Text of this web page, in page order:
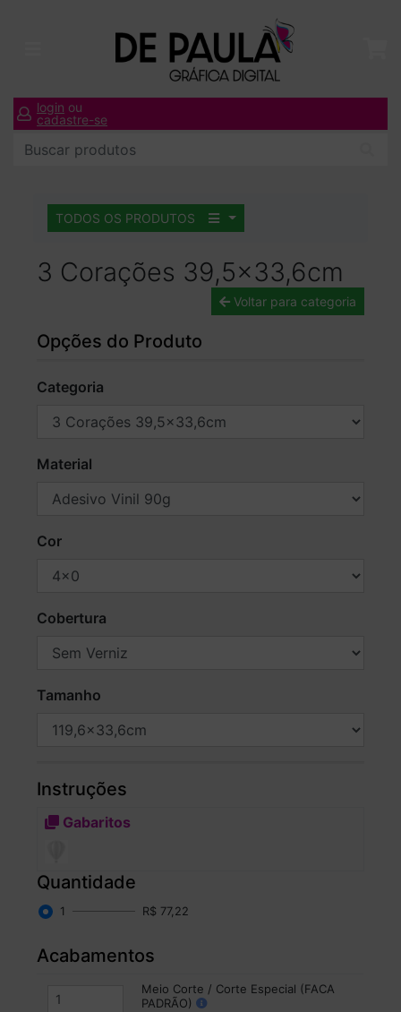
login ou
cadastre-se
TODOS OS PRODUTOS
3 Corações 39,5x33,6cm
Voltar para categoria
Opções do Produto
Categoria
Material
Cor
Cobertura
Tamanho
Instruções
Gabaritos
Quantidade
1 R$ 77,22
Acabamentos
Meio Corte / Corte Especial (FACA
PADRÃO)